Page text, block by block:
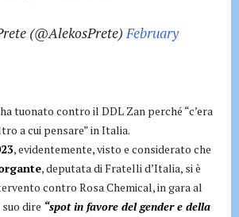
(@AlekosPrete)February
tuonato contro il DDL Zan perché “c’era
a cui pensare” in Italia.
, evidentemente, visto e considerato che
, deputata di Fratelli d’Italia, si è
contro Rosa Chemical, in gara al
dire “spot in favore del gender e della